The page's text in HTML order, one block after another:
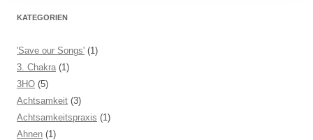
KATEGORIEN
'Save our Songs' (1)
3. Chakra (1)
3HO (5)
Achtsamkeit (3)
Achtsamkeitspraxis (1)
Ahnen (1)